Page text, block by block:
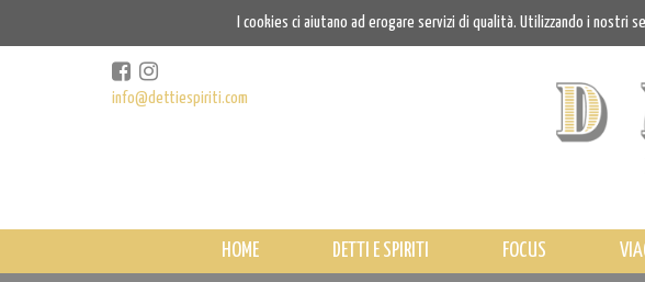
info@dettiespiriti.com
HOME DETTI E SPIRITI FOCUS
I cookies ci aiutano ad erogare servizi di qualità. Utilizzando i